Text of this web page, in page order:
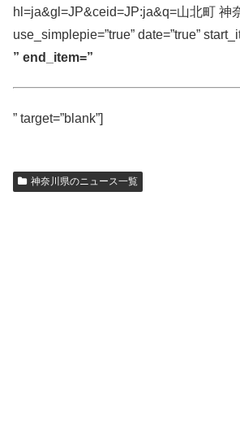
hl=ja&gl=JP&ceid=JP:ja&q=山北町 神
use_simplepie=”true” date=”true”
” end_item=”
” target=”blank”]
神奈川県のニュース一覧